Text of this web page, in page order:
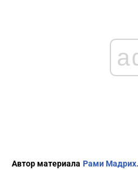
Автор материала Рами Мадрих.